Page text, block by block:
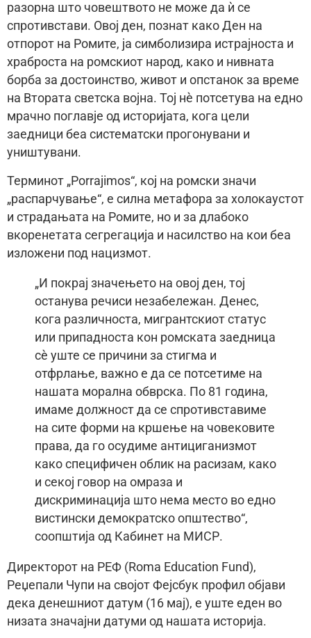
разорна што човештвото не може да ѝ се
спротивстави. Овој ден, познат како Ден на
отпорот на Ромите, ја симболизира истрајноста и
храброста на ромскиот народ, како и нивната
борба за достоинство, живот и опстанок за време
на Втората светска војна. Тој нè потсетува на едно
мрачно поглавје од историјата, кога цели
заедници беа систематски прогонувани и
уништувани.
Терминот „Porrajimos“, кој на ромски значи
„распарчување“, е силна метафора за холокаустот
и страдањата на Ромите, но и за длабоко
вкоренетата сегрегација и насилство на кои беа
изложени под нацизмот.
„И покрај значењето на овој ден, тој
останува речиси незабележан. Денес,
кога различноста, мигрантскиот статус
или припадноста кон ромската заедница
сè уште се причини за стигма и
отфрлање, важно е да се потсетиме на
нашата морална обврска. По 81 година,
имаме должност да се спротивставиме
на сите форми на кршење на човековите
права, да го осудиме антициганизмот
како специфичен облик на расизам, како
и секој говор на омраза и
дискриминација што нема место во едно
вистински демократско општество“,
соопштија од Кабинет на МИСР.
Директорот на РЕФ (Roma Education Fund),
Реџепали Чупи на својот Фејсбук профил објави
дека денешниот датум (16 мај), е уште еден во
низата значајни датуми од нашата историја.